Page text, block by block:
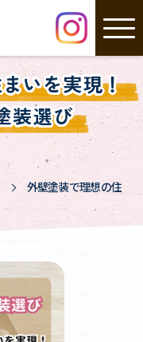
いを実現！
装選び
外壁塗装で理想の住